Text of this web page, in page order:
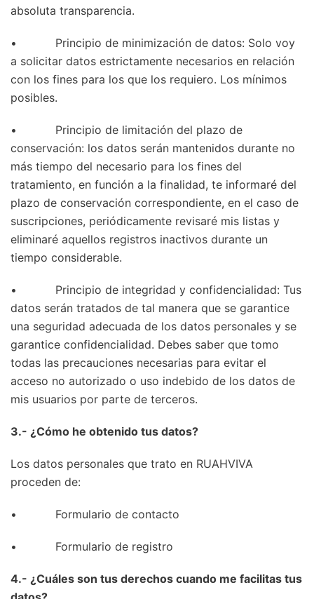
absoluta transparencia.
• Principio de minimización de datos: Solo voy
a solicitar datos estrictamente necesarios en relación
con los fines para los que los requiero. Los mínimos
posibles.
• Principio de limitación del plazo de
conservación: los datos serán mantenidos durante no
más tiempo del necesario para los fines del
tratamiento, en función a la finalidad, te informaré del
plazo de conservación correspondiente, en el caso de
suscripciones, periódicamente revisaré mis listas y
eliminaré aquellos registros inactivos durante un
tiempo considerable.
• Principio de integridad y confidencialidad: Tus
datos serán tratados de tal manera que se garantice
una seguridad adecuada de los datos personales y se
garantice confidencialidad. Debes saber que tomo
todas las precauciones necesarias para evitar el
acceso no autorizado o uso indebido de los datos de
mis usuarios por parte de terceros.
3.- ¿Cómo he obtenido tus datos?
Los datos personales que trato en RUAHVIVA
proceden de:
• Formulario de contacto
• Formulario de registro
4.- ¿Cuáles son tus derechos cuando me facilitas tus